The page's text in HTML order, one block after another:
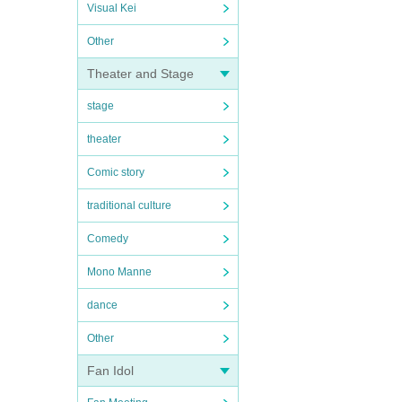
Visual Kei
Other
Theater and Stage
stage
theater
Comic story
traditional culture
Comedy
Mono Manne
dance
Other
Fan Idol